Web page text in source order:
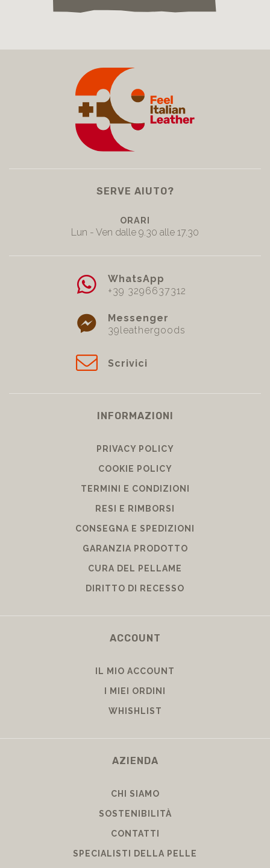
SERVE AIUTO?
ORARI
Lun - Ven dalle 9.30 alle 17.30
WhatsApp
+39 3296637312
Messenger
39leathergoods
Scrivici
INFORMAZIONI
PRIVACY POLICY
COOKIE POLICY
TERMINI E CONDIZIONI
RESI E RIMBORSI
CONSEGNA E SPEDIZIONI
GARANZIA PRODOTTO
CURA DEL PELLAME
DIRITTO DI RECESSO
ACCOUNT
IL MIO ACCOUNT
I MIEI ORDINI
WHISHLIST
AZIENDA
CHI SIAMO
SOSTENIBILITÀ
CONTATTI
SPECIALISTI DELLA PELLE